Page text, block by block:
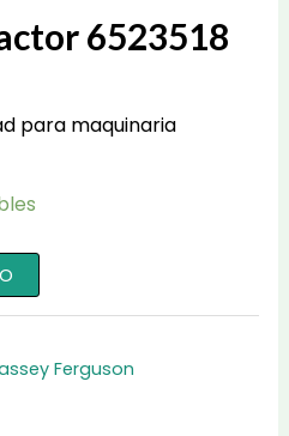
6523518
para maquinaria
Ferguson